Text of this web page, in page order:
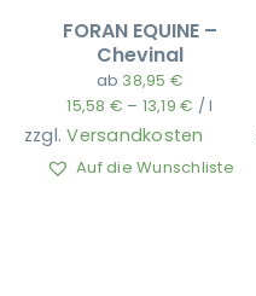
FORAN EQUINE –
Chevinal
ab 38,95 €
15,58 € – 13,19€ /l
zzgl.Versandkosten
Auf die Wunschliste